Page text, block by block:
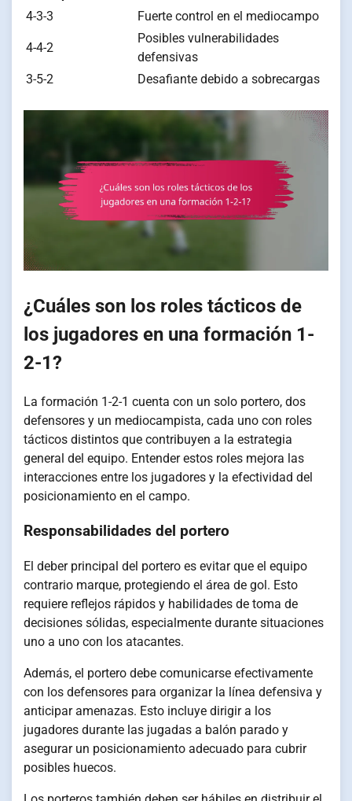
4-3-3 Fuerte control en el mediocampo
4-4-2
Posibles vulnerabilidades
defensivas
3-5-2
Desafiante debido a sobrecargas
¿Cuáles son los roles tácticos de
los jugadores en una formación 1-
2-1?
La formación 1-2-1 cuenta con un solo portero, dos
defensores y un mediocampista, cada uno con roles
tácticos distintos que contribuyen a la estrategia
general del equipo. Entender estos roles mejora las
interacciones entre los jugadores y la efectividad del
posicionamiento en el campo.
Responsabilidades del portero
El deber principal del portero es evitar que el equipo
contrario marque, protegiendo el área de gol. Esto
requiere reflejos rápidos y habilidades de toma de
decisiones sólidas, especialmente durante situaciones
uno a uno con los atacantes.
Además, el portero debe comunicarse efectivamente
con los defensores para organizar la línea defensiva y
anticipar amenazas. Esto incluye dirigir a los
jugadores durante las jugadas a balón parado y
asegurar un posicionamiento adecuado para cubrir
posibles huecos.